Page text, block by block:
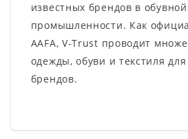
известных брендов в
промышленности. Как
AAFA, V-Trust проводит
одежды, обуви и текстиля
брендов.